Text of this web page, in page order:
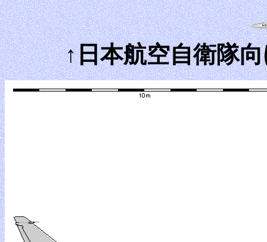
↑日本航空自衛隊